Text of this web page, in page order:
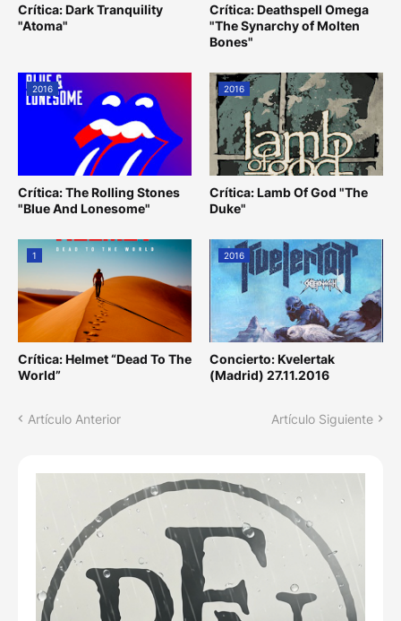
Crítica: Dark Tranquility
"Atoma"
Crítica: Deathspell Omega
"The Synarchy of Molten
Bones"
2016
Crítica: The Rolling Stones
"Blue And Lonesome"
2016
Crítica: Lamb Of God "The
Duke"
1
Crítica: Helmet “Dead To The
World”
2016
Concierto: Kvelertak
(Madrid) 27.11.2016
Artículo Anterior Artículo Siguiente